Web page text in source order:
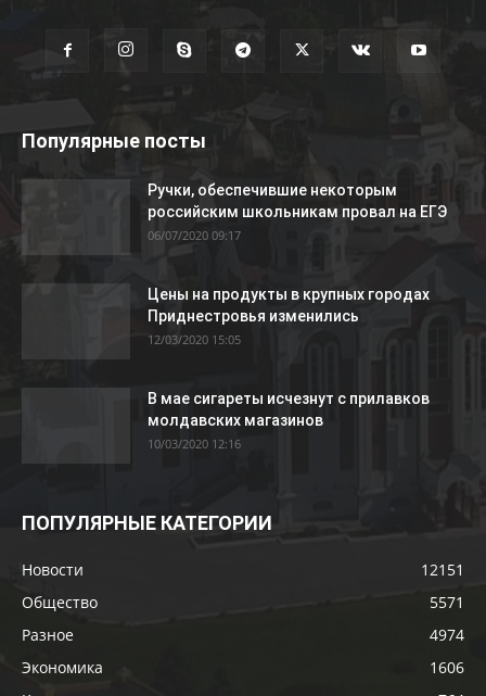
Популярные посты
Ручки, обеспечившие некоторым
российским школьникам провал на ЕГЭ
06/07/2020 09:17
Цены на продукты в крупных городах
Приднестровья изменились
12/03/2020 15:05
В мае сигареты исчезнут с прилавков
молдавских магазинов
10/03/2020 12:16
ПОПУЛЯРНЫЕ КАТЕГОРИИ
Новости
12151
Общество
5571
Разное
4974
Экономика
1606